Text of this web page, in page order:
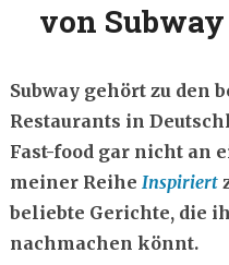
von
Subway gehört zu den
Restaurants in
Fast-food gar nicht an
meiner Reihe Inspiriert
beliebte Gerichte, die
nachmachen könnt.